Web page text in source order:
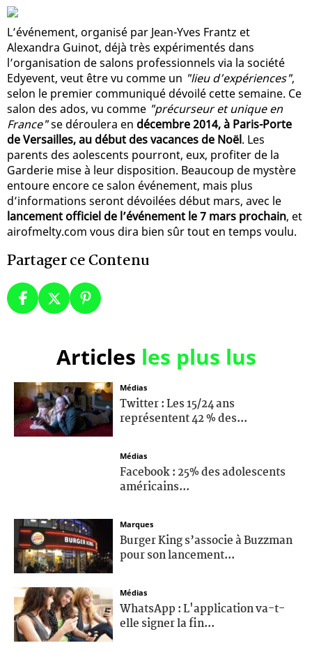
L’événement, organisé par Jean-Yves Frantz et
Alexandra Guinot, déjà très expérimentés dans
l’organisation de salons professionnels via la société
Edyevent, veut être vu comme un "lieu d’expériences",
selon le premier communiqué dévoilé cette semaine. Ce
salon des ados, vu comme "précurseur et unique en
France"se déroulera en décembre 2014, à Paris-Porte
de Versailles, au début des vacances de Noël. Les
parents des aolescents pourront, eux, profiter de la
Garderie mise à leur disposition. Beaucoup de mystère
entoure encore ce salon événement, mais plus
d’informations seront dévoilées début mars, avec le
lancement officiel de l’événement le 7 mars prochain, et
airofmelty.com vous dira bien sûr tout en temps voulu.
Partager ce Contenu
Articles les plus lus
Médias
Twitter : Les 15/24 ans
représentent 42 % des...
Médias
Facebook : 25% des adolescents
américains...
Marques
Burger King s’associe à Buzzman
pour son lancement...
Médias
WhatsApp : L'application va-t-
elle signer la fin...